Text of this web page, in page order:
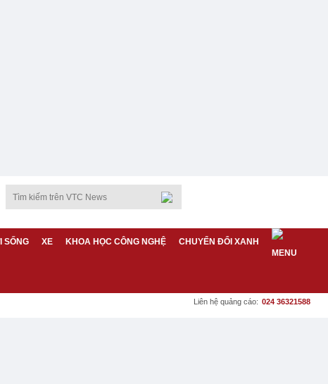
SỐNG XE KHOA HỌC CÔNG NGHỆ CHUYỂN ĐỔI XANH
Liên hệ quảng cáo: 024 36321588